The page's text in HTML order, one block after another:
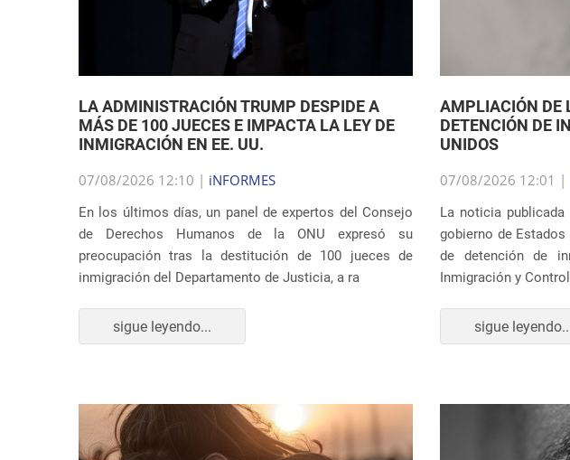
LA ADMINISTRACIÓN TRUMP DESPIDE A
MÁS DE 100 JUECES E IMPACTA LA LEY DE
INMIGRACIÓN EN EE. UU.
07/08/2026 12:10 | iNFORMES
En los últimos días, un panel de expertos del Consejo
de Derechos Humanos de la ONU expresó su
preocupación tras la destitución de 100 jueces de
inmigración del Departamento de Justicia, a ra
sigue leyendo...
AMPLIACIÓN DE
DETENCIÓN DE
UNIDOS
07/08/2026 12:01 |
La noticia
gobierno de
de detención de
Inmigración y
sigue